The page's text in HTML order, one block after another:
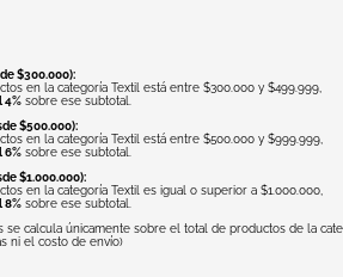
$300.000):
en la categoría Textil está entre $300.000 y $499.999,
4%sobre ese subtotal.
$500.000):
en la categoría Textil está entre $500.000 y $999.999,
6%sobre ese subtotal.
$1.000.000):
en la categoría Textil es igual o superior a $1.000.000,
8%sobre ese subtotal.
se calcula únicamente sobre el total de productos de la
ni el costo de envío)